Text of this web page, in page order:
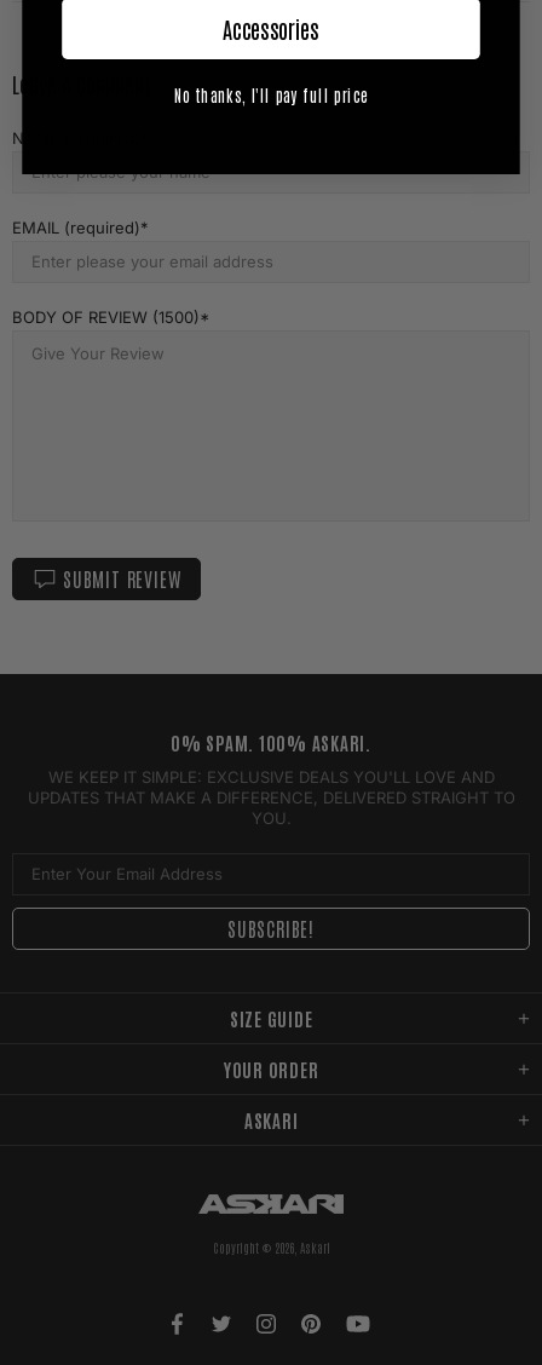
Leave A Comment
NAME (required)
EMAIL (required)
BODY OF REVIEW (1500)
SUBMIT REVIEW
SIZE GUIDE
YOUR ORDER
ASKARI
0% SPAM. 100% ASKARI.
WE KEEP IT SIMPLE: EXCLUSIVE DEALS YOU'LL LOVE AND
UPDATES THAT MAKE A DIFFERENCE, DELIVERED STRAIGHT TO
YOU.
Copyright © 2026, Askari
Accessories
No thanks, I'll pay full price